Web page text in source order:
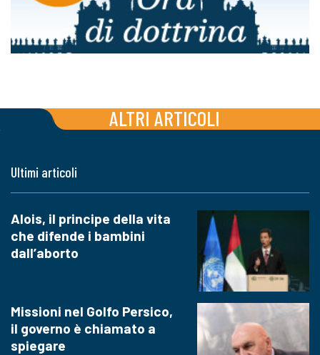
ALTRI ARTICOLI
Ultimi articoli
Alois, il principe della vita
che difende i bambini
dall’aborto
Missioni nel Golfo Persico,
il governo è chiamato a
spiegare